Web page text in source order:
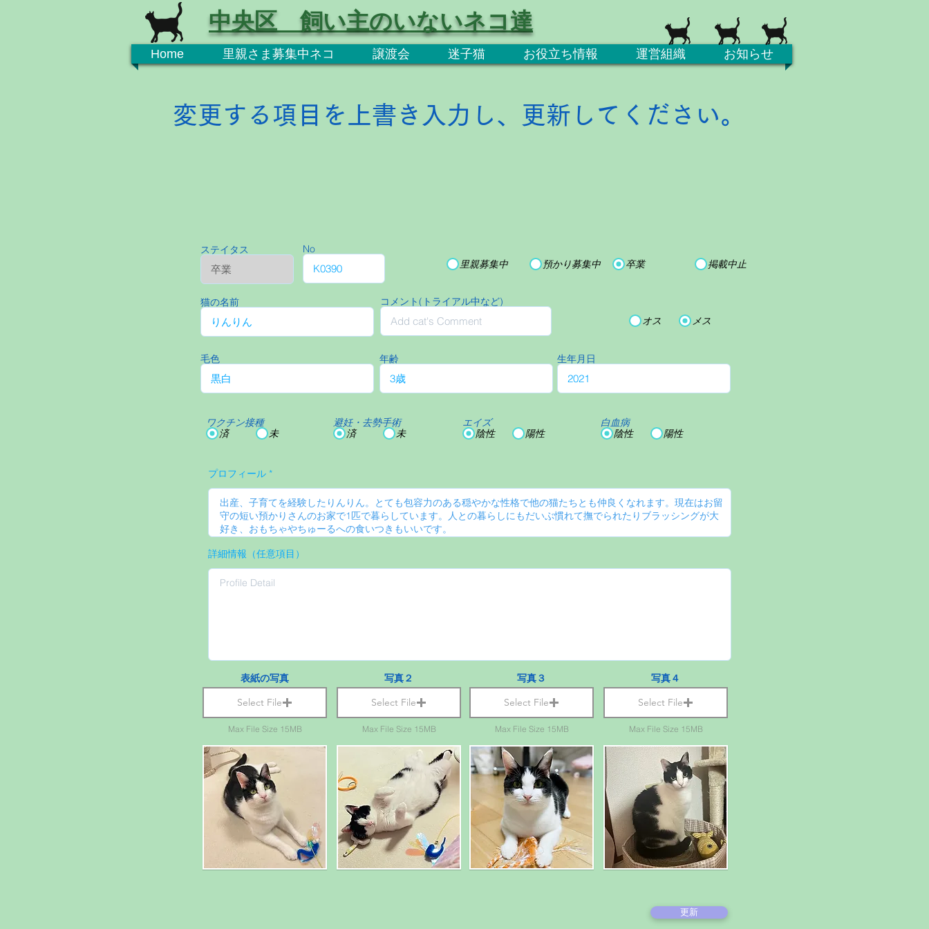
Home 里親さま募集中ネコ 譲渡会 迷子猫 お役立ち情報 運営組織 お知らせ
中央区 飼い主のいないネコ達
変更する項目を上書き入力し、更新してください。
ステイタス No
里親募集中 預かり募集中 卒業 掲載中止
猫の名前 コメント(トライアル中など)
オス メス
毛色 年齢 生年月日
ワクチン接種
済
未
避妊・去勢手術
済
未
エイズ
陰性
陽性
白血病
陰性
陽性
プロフィール
詳細情報（任意項目）
表紙の写真
Select File
Max File Size 15MB
写真２
Select File
Max File Size 15MB
写真３
Select File
Max File Size 15MB
写真４
Select File
Max File Size 15MB
更新